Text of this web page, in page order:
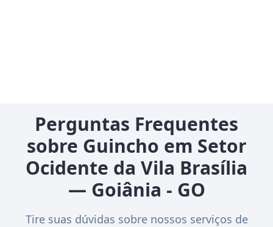
Perguntas Frequentes
sobre Guincho em Setor
Ocidente da Vila Brasília
— Goiânia - GO
Tire suas dúvidas sobre nossos serviços de